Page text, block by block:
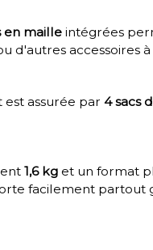
en mailleintégrées
d'autres accessoires
est assurée par 4 sacs
1,6 kget un format
facilement partout